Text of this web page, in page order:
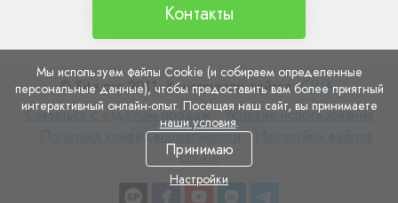
Контакты
© Site.pro 2011. Конструктор сайтов.США.
Связаться
Связаться с отделом продаж
Условия
использования
Условия использования
конфиденциальности
Политика конфиденциальности
cookie
Мы используем файлы Cookie (и собираем определенные
персональные данные), чтобы предоставить вам более приятный
интерактивный онлайн-опыт. Посещая наш сайт, вы принимаете
наши условия.
Принимаю
Настройки